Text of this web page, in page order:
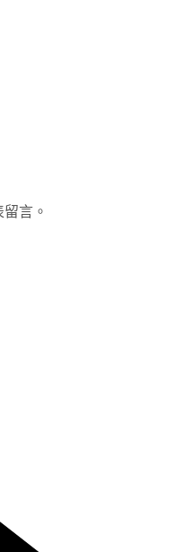
言。